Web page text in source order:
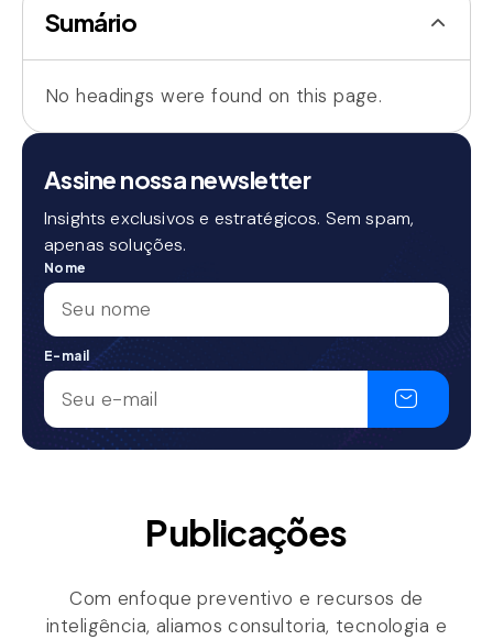
Sumário
No headings were found on this page.
Assine nossa newsletter
Insights exclusivos e estratégicos. Sem spam,
apenas soluções.
Nome
E-mail
Publicações
Com enfoque preventivo e recursos de
inteligência, aliamos consultoria, tecnologia e